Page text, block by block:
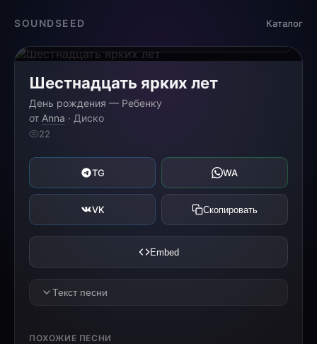
SOUNDSEED Каталог
Шестнадцать ярких лет
День рождения — Ребенку
от Anna · Диско
22
TG WA
VK Скопировать
Embed
Текст песни
ПОХОЖИЕ ПЕСНИ